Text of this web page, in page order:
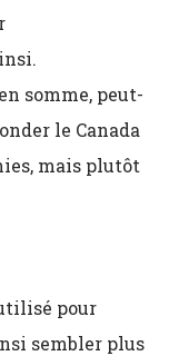
somme, peut-
le Canada
mais plutôt
pour
sembler plus